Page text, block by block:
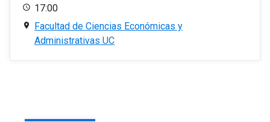
17:00
Facultad de Ciencias Económicas y
Administrativas UC